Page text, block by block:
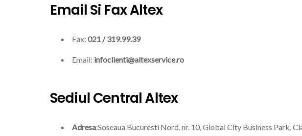
Email Si Fax Altex
Fax: 021 / 319.99.39
Email: infoclienti@altexservice.ro
Sediul Central Altex
Adresa:Soseaua Bucuresti Nord, nr. 10, Global City Business Park,